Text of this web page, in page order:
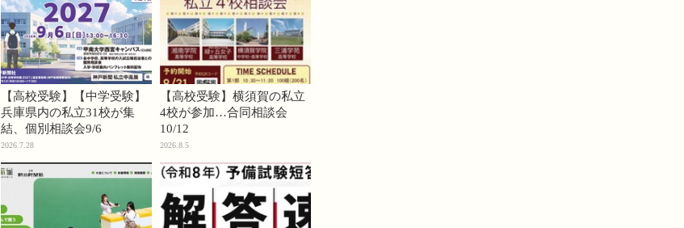
【高校受験】【中学受験】
兵庫県内の私立31校が集
結、個別相談会9/6
2026.7.28
【高校受験】横須賀の私立
4校が参加…合同相談会
10/12
2026.8.5